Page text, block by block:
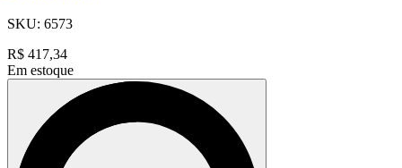
SKU: 6573
R$ 417,34
Em estoque